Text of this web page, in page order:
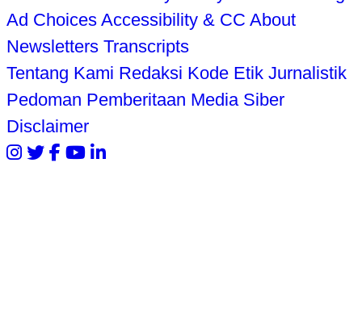
Ad Choices Accessibility & CC About
Newsletters Transcripts
Tentang Kami Redaksi Kode Etik Jurnalistik
Pedoman Pemberitaan Media Siber
Disclaimer